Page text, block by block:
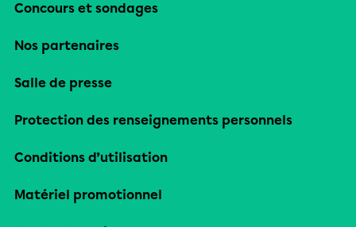
Concours et sondages
Nos partenaires
Salle de presse
Protection des renseignements personnels
Conditions d’utilisation
Matériel promotionnel